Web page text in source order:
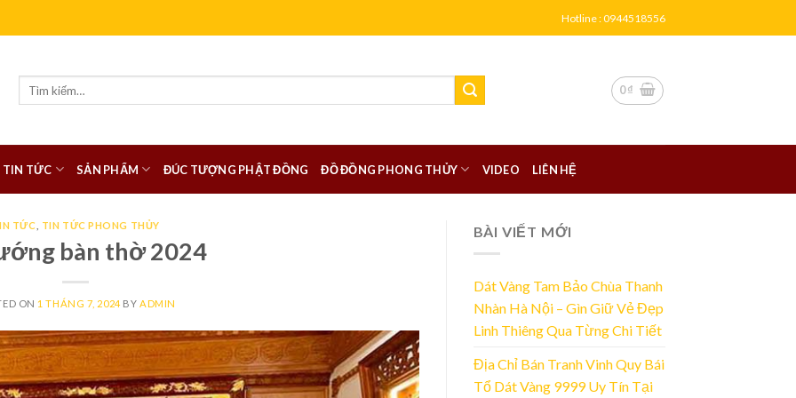
Hotline : 0944518556
0₫
TIN TỨC SẢN PHẨM ĐÚC TƯỢNG PHẬT ĐỒNG ĐỒ ĐỒNG PHONG THỦY VIDEO LIÊN HỆ
TỨC TIN TỨC PHONG THỦY
bàn thờ 2024
ON 1 THÁNG 7, 2024BY ADMIN
BÀI VIẾT MỚI
Dát Vàng Tam Bảo Chùa Thanh
Nhàn Hà Nội – Gìn Giữ Vẻ Đẹp
Linh Thiêng Qua Từng Chi Tiết
Địa Chỉ Bán Tranh Vinh Quy Bái
Tổ Dát Vàng 9999 Uy Tín Tại